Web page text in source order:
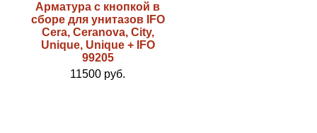
Арматура с кнопкой в
сборе для унитазов IFO
Cera, Ceranova, City,
Unique, Unique + IFO
99205
11500 руб.